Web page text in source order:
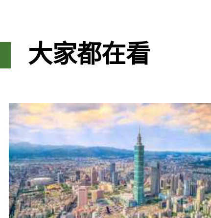
大家都在看